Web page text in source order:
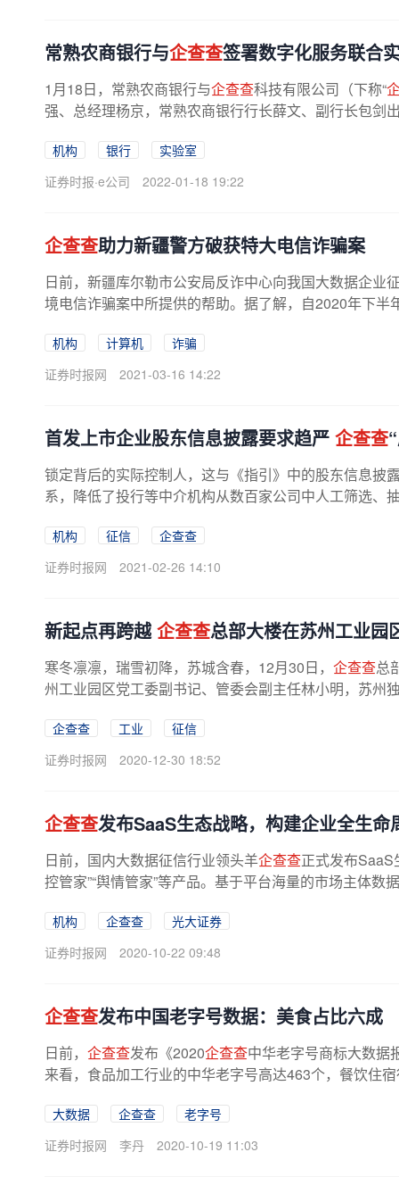
常熟农商银行与企查查签署数字化服务联合
1月18日，常熟农商银行与企查查科技有限公司（下称“
强、总经理杨京，常熟农商银行行长薛文、副行长包剑
机构 银行
实验室
证券时报·e公司
2022-01-18 19:22
企查查助力新疆警方破获特大电信诈骗案
日前，新疆库尔勒市公安局反诈中心向我国大数据企业
境电信诈骗案中所提供的帮助。据了解，自2020年下
机构 计算机
诈骗
证券时报网
2021-03-16 14:22
首发上市企业股东信息披露要求趋严 企查查
锁定背后的实际控制人，这与《指引》中的股东信息披
系，降低了投行等中介机构从数百家公司中人工筛选、
机构 征信
企查查
证券时报网
2021-02-26 14:10
新起点再跨越企查查总部大楼在苏州工业园
寒冬凛凛，瑞雪初降，苏城含春，12月30日， 企查查总
州工业园区党工委副书记、管委会副主任林小明，苏州
企查查 工业
征信
证券时报网
2020-12-30 18:52
企查查发布SaaS生态战略，构建企业全生命
日前，国内大数据征信行业领头羊企查查正式发布SaaS
控管家”“舆情管家”等产品。基于平台海量的市场主体数
机构 企查查
光大证券
证券时报网
2020-10-22 09:48
企查查发布中国老字号数据：美食占比六成
日前， 企查查发布《2020企查查中华老字号商标大数据
来看，食品加工行业的中华老字号高达463个，餐饮住
大数据 企查查
老字号
证券时报网
李丹 2020-10-19 11:03